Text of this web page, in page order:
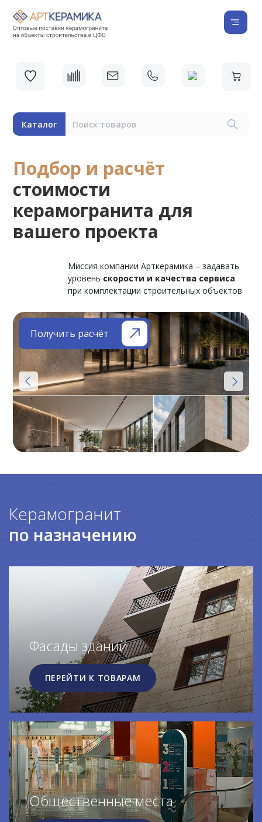
Каталог
Подбор и расчёт
стоимости
керамогранита для
вашего проекта
Миссия компании Арткерамика – задавать
уровень скорости и качества сервиса
при комплектации строительных объектов.
Получить расчёт
Керамогранит
по назначению
Фасады зданий
ПЕРЕЙТИ К ТОВАРАМ
Общественные места